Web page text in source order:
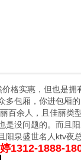
格实惠，但也是
包厢，你进包厢
百余人，且佳丽
是没问题的。而且
泉盛世名人ktv夜
1312-1888-